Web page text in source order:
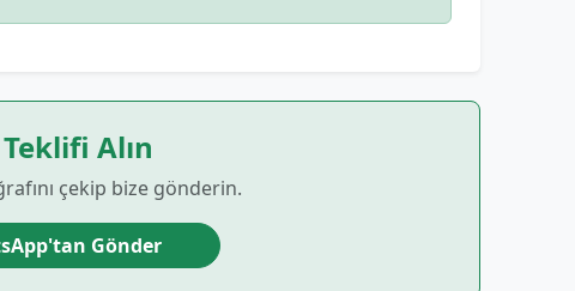
Alın
çekip bize gönderin.
Gönder